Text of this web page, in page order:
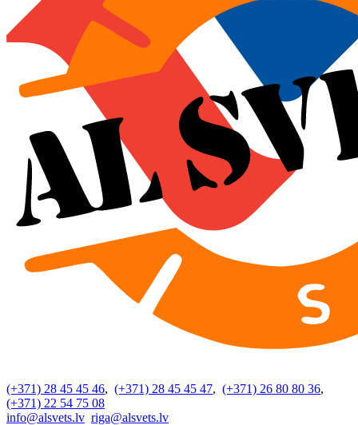
(+371) 28 45 45 46, (+371) 28 45 45 47, (+371) 26 80 80 36,
(+371) 22 54 75 08
info@alsvets.lv riga@alsvets.lv